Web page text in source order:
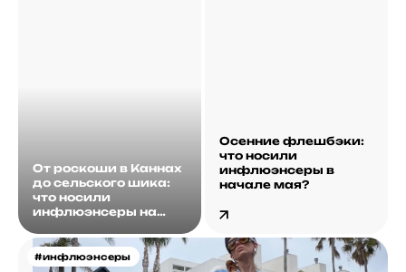
От роскоши в Каннах
до сельского шика:
что носили
инфлюэнсеры на
#инфлюэнсеры
Осенние флешбэки:
что носили
инфлюэнсеры в
начале мая?